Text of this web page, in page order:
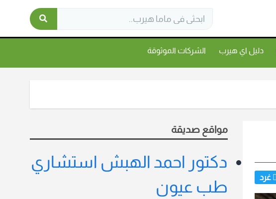
دليل اي هيرب الشركات الموثوقة
غرد
مواقع صديقة
دكتور احمد الهبش استشاري
طب عيون